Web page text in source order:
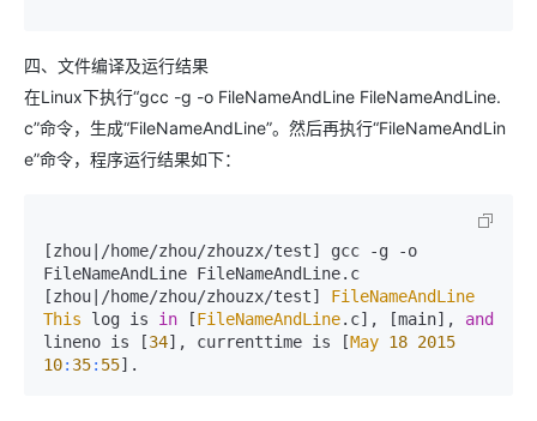
四、文件编译及运行结果
在Linux下执行“gcc -g -o FileNameAndLine FileNameAndLine.
c”命令，生成“FileNameAndLine”。然后再执行“FileNameAndLin
e”命令，程序运行结果如下：
[zhou|
/home/zhou/zhouzx/test] gcc -g -o
FileNameAndLine FileNameAndLine.c
[zhou |/home/zhou/zhouzx/test] FileNameAndLine
This log is in [FileNameAndLine.c], [main], and
lineno is [34], currenttime is [May 18 2015
10: 35: 55].